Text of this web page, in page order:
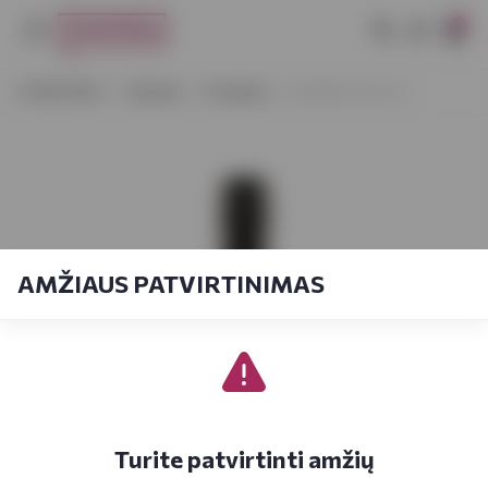
AMŽIAUS PATVIRTINIMAS
Turite patvirtinti amžių